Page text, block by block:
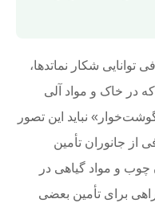
شکار نماتدها،
در خاک و مواد آلی
نباید این تصور
از جانوران تأمین
و مواد گیاهی در
برای تأمین بعضی